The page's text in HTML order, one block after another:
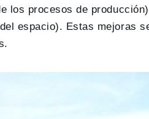
los procesos de
espacio). Estas mejoras